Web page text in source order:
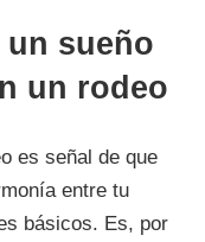
sueño
un rodeo
es señal de que
entre tu
básicos. Es, por